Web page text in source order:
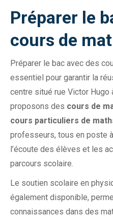
Préparer le
cours de
Préparer le bac avec des
essentiel pour garantir la
centre situé rue Victor Hugo
proposons des cours de
cours particuliers de
professeurs, tous en poste
l’écoute des élèves et les
parcours scolaire.
Le soutien scolaire en
également disponible,
connaissances dans des